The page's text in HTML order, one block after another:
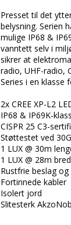
Presset til det
belysning. Serien
mulige IP68 &
vanntett selv i
sikrer at
radio, UHF-radio,
Series i en klasse
2x CREE XP-L2
IP68 & IP69K-
CISPR 25 C3-
Støttestet ved
1 LUX @ 30m
1 LUX @ 28m
Rustfrie beslag
Fortinnede kabler
Isolert jord
Slitesterk